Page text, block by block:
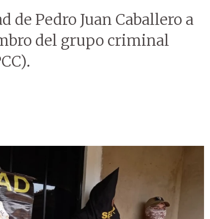
de Pedro Juan Caballero a
del grupo criminal